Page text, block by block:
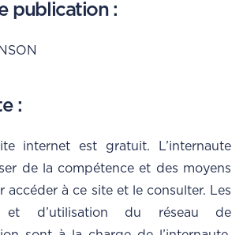
publication :
:
internet est gratuit. L’internaute
de la compétence et des moyens
accéder à ce site et le consulter. Les
et d’utilisation du réseau de